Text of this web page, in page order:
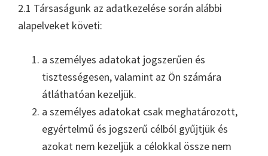
2.1 Társaságunk az adatkezelése során alábbi
alapelveket követi:
a személyes adatokat jogszerűen és
tisztességesen, valamint az Ön számára
átláthatóan kezeljük.
a személyes adatokat csak meghatározott,
egyértelmű és jogszerű célból gyűjtjük és
azokat nem kezeljük a célokkal össze nem